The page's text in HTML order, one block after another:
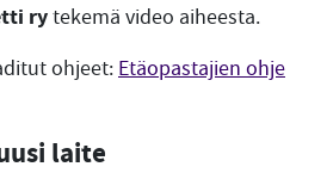
rytekemä video aiheesta.
ohjeet: Etäopastajien ohje
laite